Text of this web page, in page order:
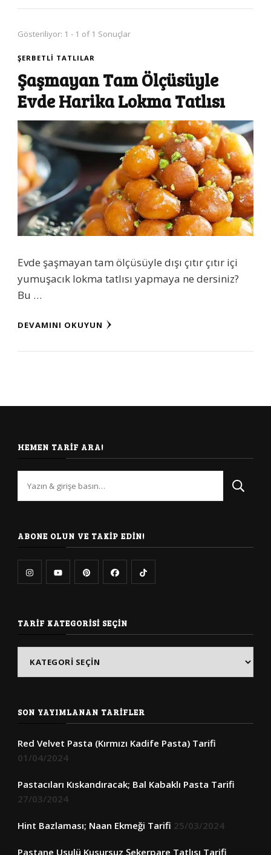
Gösteriliyor: 1 - 1 of 1 Sonuçlar
ŞERBETLI TATLILAR
Şaşmayan Tam Ölçüsüyle
Evde Harika Lokma Tatlısı
Evde şaşmayan tam ölçüsüyle dışı çıtır çıtır içi
yumuşacık lokma tatlısı yapmaya ne dersiniz?
Bu …
DEVAMINI OKUYUN
HEMEN TARIF ARA!
arıyorsunuz?
ABONE OLUN VE TAKIP EDIN!
TARIF KATEGORISI SEÇIN
SON YAYIMLANAN TARIFLER
Red Velvet Pasta (Kırmızı Kadife Pasta) Tarifi
01/04/2024
Pastacıları Kıskandıracak; Bal Kabaklı Pasta Tarifi
27/03/2024
Hint Bazlaması; Naan Ekmeği Tarifi 25/03/2024
Pastane Usulü Kusursuz Şekerpare Tatlısı Tarifi